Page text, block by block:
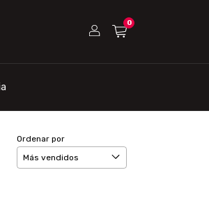
0
Ordenar por